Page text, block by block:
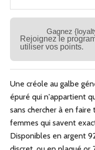
Gagnez
Rejoignez le
utiliser vos points.
Une créole au galbe
épuré qui n'appartient
sans chercher à en
femmes qui savent
Disponibles en argent